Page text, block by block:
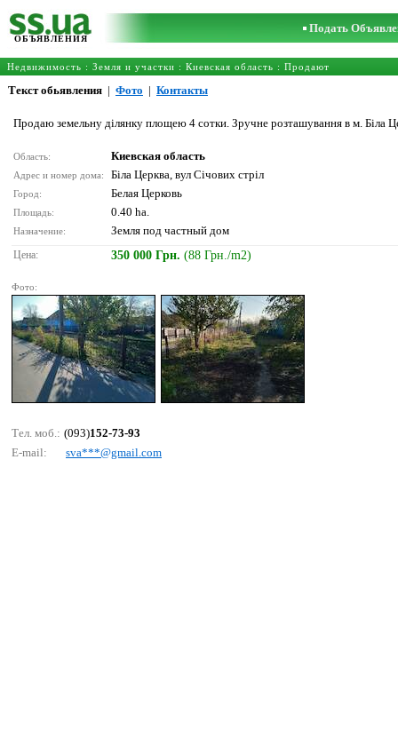
ОБЪЯВЛЕНИЯ
Подать
Недвижимость : Земля и участки : Киевская область : Продают
Текст обьявления | Фото | Контакты
Продаю земельну ділянку площею 4 сотки. Зручне розташування в м. Біла
Область: Киевская область
Адрес и номер дома: Біла Церква, вул Січових стріл
Город: Белая Церковь
Площадь: 0.40 ha.
Назначение: Земля под частный дом
Цена: 350 000 Грн. (88 Грн./m2)
Фото:
Тел. моб.: (093)152-73-93
E-mail:
svа***@gmаil.соm